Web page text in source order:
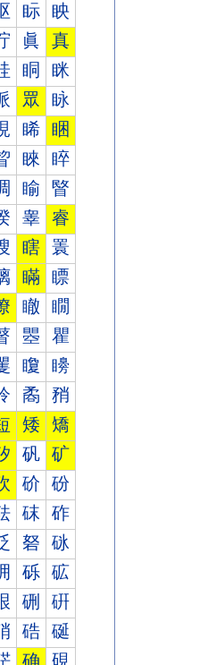
眎 眏
眞 真
眮 眯
眾 眿
睎 睏
睞 睟
睮 睯
睾 睿
瞎 瞏
瞞 瞟
瞮 瞯
瞾 瞿
矎 矏
矞 矟
矮 矯
矾 矿
砎 砏
砞 砟
砮 砯
砾 砿
硎 硏
硞 硟
确 硯